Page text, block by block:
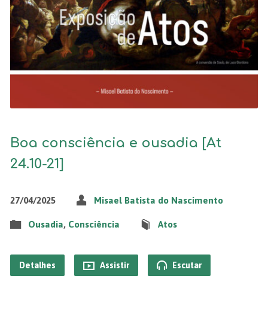
Boa consciência e ousadia [At
24.10-21]
27/04/2025 Misael Batista do Nascimento
Ousadia, Consciência Atos
Detalhes Assistir Escutar